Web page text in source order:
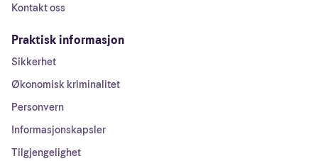
Kontakt oss
Praktisk informasjon
Sikkerhet
Økonomisk kriminalitet
Personvern
Informasjonskapsler
Tilgjengelighet